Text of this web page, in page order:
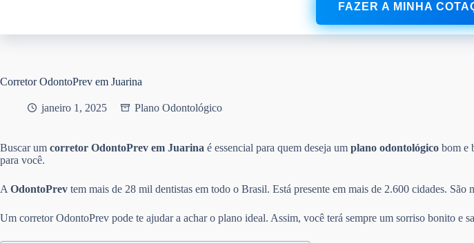
FAZER A MINHA
Corretor OdontoPrev em Juarina
janeiro 1, 2025 Plano Odontológico
Buscar um corretor OdontoPrev em Juarina é essencial para quem deseja um plano odontológico bom e
para você.
A OdontoPrev tem mais de 28 mil dentistas em todo o Brasil. Está presente em mais de 2.600 cidades. São
Um corretor OdontoPrev pode te ajudar a achar o plano ideal. Assim, você terá sempre um sorriso bonito e